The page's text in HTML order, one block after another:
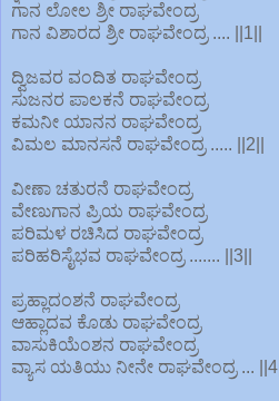
ಗಾನ ಲೋಲ ಶ್ರೀ ರಾಘವೇಂದ್ರ
ಗಾನ ವಿಶಾರದ ಶ್ರೀ ರಾಘವೇಂದ್ರ .... ||1||
ದ್ವಿಜವರ ವಂದಿತ ರಾಘವೇಂದ್ರ
ಸುಜನರ ಪಾಲಕನೆ ರಾಘವೇಂದ್ರ
ಕಮನೀ ಯಾನನ ರಾಘವೇಂದ್ರ
ವಿಮಲ ಮಾನಸನೆ ರಾಘವೇಂದ್ರ ..... ||2||
ವೀಣಾ ಚತುರನೆ ರಾಘವೇಂದ್ರ
ವೇಣುಗಾನ ಪ್ರಿಯ ರಾಘವೇಂದ್ರ
ಪರಿಮಳ ರಚಿಸಿದ ರಾಘವೇಂದ್ರ
ಪರಿಹರಿಸೈಭವ ರಾಘವೇಂದ್ರ ....... ||3||
ಪ್ರಹ್ಲಾದಂಶನೆ ರಾಘವೇಂದ್ರ
ಆಹ್ಲಾದವ ಕೊಡು ರಾಘವೇಂದ್ರ
ವಾಸುಕಿಯೆಂಶನ ರಾಘವೇಂದ್ರ
ವ್ಯಾಸ ಯತಿಯು ನೀನೇ ರಾಘವೇಂದ್ರ ... ||4||